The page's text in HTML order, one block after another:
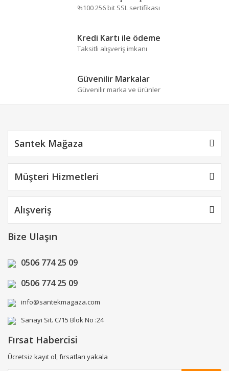
%100 256 bit SSL sertifikası
Kredi Kartı ile ödeme
Taksitli alışveriş imkanı
Güvenilir Markalar
Güvenilir marka ve ürünler
Santek Mağaza
Müşteri Hizmetleri
Alışveriş
Bize Ulaşın
0506 774 25 09
0506 774 25 09
info@santekmagaza.com
Sanayi Sit. C/15 Blok No :24
Fırsat Habercisi
Ücretsiz kayıt ol, fırsatları yakala